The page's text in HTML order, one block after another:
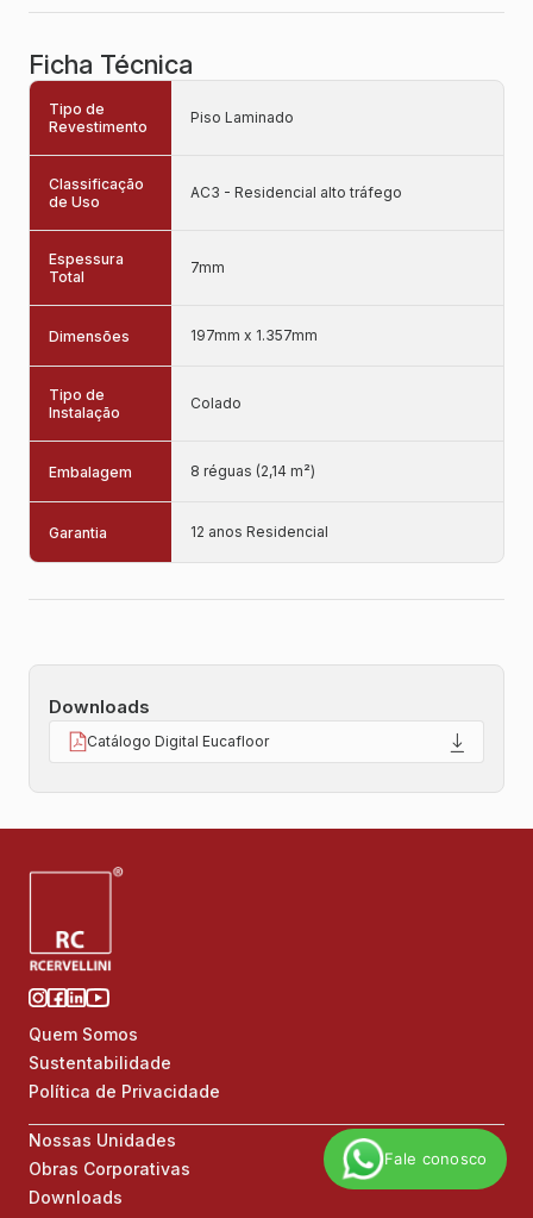
Fale conosco
Ficha Técnica
Tipo de
Revestimento
Piso Laminado
Classificação
de Uso
AC3 - Residencial alto tráfego
Espessura
Total
7mm
Dimensões 197mm x 1.357mm
Tipo de
Instalação
Colado
Embalagem 8 réguas (2,14 m²)
Garantia 12 anos Residencial
Downloads
Catálogo Digital Eucafloor
Quem Somos
Sustentabilidade
Política de Privacidade
Nossas Unidades
Obras Corporativas
Downloads